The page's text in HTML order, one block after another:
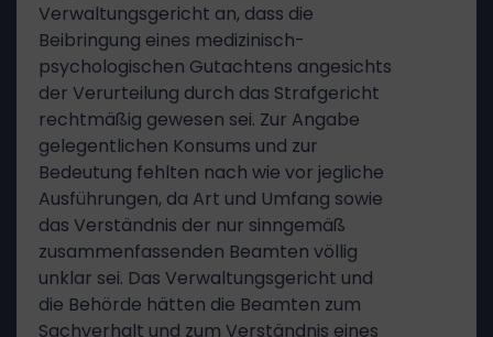
Verwaltungsgericht an, dass die
Beibringung eines medizinisch-
psychologischen Gutachtens angesichts
der Verurteilung durch das Strafgericht
rechtmäßig gewesen sei. Zur Angabe
gelegentlichen Konsums und zur
Bedeutung fehlten nach wie vor jegliche
Ausführungen, da Art und Umfang sowie
das Verständnis der nur sinngemäß
zusammenfassenden Beamten völlig
unklar sei. Das Verwaltungsgericht und
die Behörde hätten die Beamten zum
Sachverhalt und zum Verständnis eines